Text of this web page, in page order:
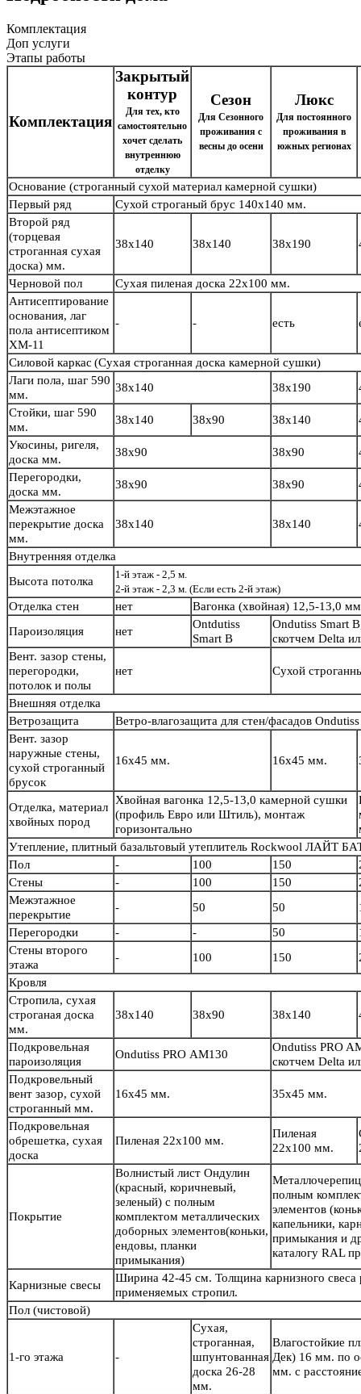
Комплектация
Доп услуги
Этапы работы
Комплектация
Закрытый
контур
Для тех, кто
самостоятельно
хочет сделать
внутреннюю
отделку
Сезон
Для Сезонного
проживания с
весны до осени
Люкс
Для постоянного
проживания в
южных регионах
Основание (строганный сухой материал камерной сушки)
Первый ряд
Сухой строганый брус 140х140 мм.
Второй ряд
(торцевая
строганная сухая
доска) мм.
38х140 38х140 38х190
Черновой пол
Сухая пиленая доска 22х100 мм.
Антисептирование
основания, лаг
пола антисептиком
ХМ-11
- - есть
Силовой каркас(Сухая строганная доска камерной сушки)
Лаги пола, шаг 590
мм.
38х140 38х190
Стойки, шаг 590
мм.
38х140 38х90 38х140
Укосины, ригеля,
доска мм.
38х90 38х90
Перегородки,
доска мм.
38х90 38х90
Межэтажное
перекрытие доска
мм.
38х140 38х140
Внутренняя отделка
Высота потолка
1-й этаж - 2,5 м.
2-й этаж - 2,3 м. (Если есть 2-й этаж)
Отделка стен нет
Вагонка (хвойная) 12,5-13,0
Пароизоляция
нет
Ontdutiss
Smart B
Ondutiss Smart
скотчем Delta
Вент. зазор стены,
перегородки,
потолок и полы
нет Сухой
Внешняя отделка
Ветрозащита
Ветро-влагозащита для стен/фасадов
Вент. зазор
наружные стены,
сухой строганный
брусок
16х45 мм. 16х45 мм.
Отделка, материал
хвойных пород
Хвойная вагонка 12,5-13,0 камерной сушки
(профиль Евро или Штиль), монтаж
горизонтально
Утепление, плитный базальтовый утеплитель Rockwool ЛАЙТ
Пол
- 100 150
Стены
- 100 150
Межэтажное
перекрытие
- 50 50
Перегородки
- - 50
Стены второго
этажа
- 100 150
Кровля
Стропила, сухая
строганая доска
мм.
38х140 38х90 38х140
Подкровельная
пароизоляция
Ondutiss PRO АМ130
Ondutiss PRO
скотчем Delta
Подкровельный
вент зазор, сухой
строганный мм.
16х45 мм. 35х45 мм.
Подкровельная
обрешетка, сухая
доска
Пиленая 22х100 мм.
Пиленая
22х100 мм.
Покрытие
Волнистый лист Ондулин
(красный, коричневый,
зеленый) с полным
комплектом металлических
доборных элементов(коньки,
ендовы, планки
примыкания)
полным
элементов
капельники,
примыкания и
каталогу RAL
Карнизные свесы
Ширина 42-45 см. Толщина карнизного свеса
применяемых стропил.
Пол (чистовой)
1-го этажа -
Сухая,
строганная,
шпунтованная
доска 26-28
мм.
Влагостойкие
Дек) 16 мм. по
мм. с